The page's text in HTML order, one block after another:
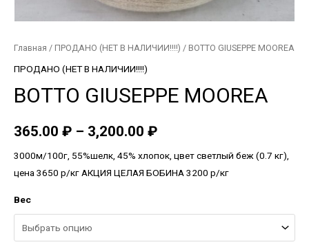
Главная / ПРОДАНО (НЕТ В НАЛИЧИИ!!!!) / BOTTO GIUSEPPE MOOREA
ПРОДАНО (НЕТ В НАЛИЧИИ!!!!)
BOTTO GIUSEPPE MOOREA
365.00 ₽ – 3,200.00 ₽
3000м/100г, 55%шелк, 45% хлопок, цвет светлый беж (0.7 кг),
цена 3650 р/кг АКЦИЯ ЦЕЛАЯ БОБИНА 3200 р/кг
Вес